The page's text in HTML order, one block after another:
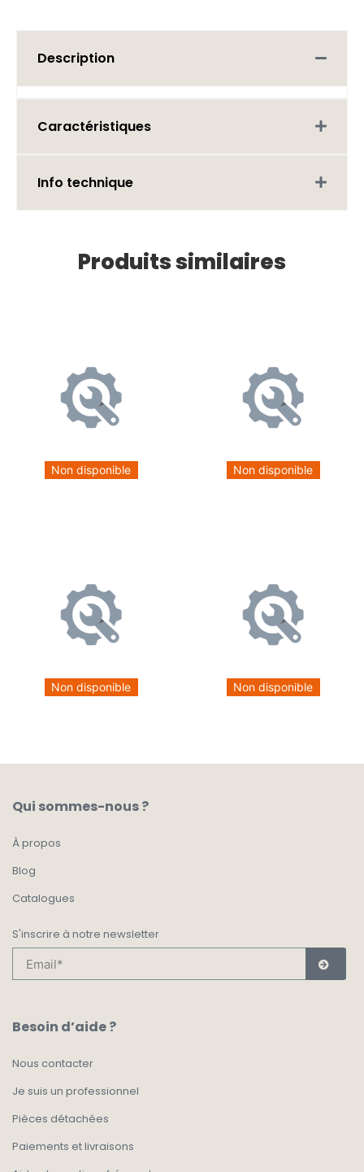
Description
Caractéristiques
Info technique
Produits similaires
Non disponible Non disponible
Non disponible Non disponible
Qui sommes-nous ?
À propos
Blog
Catalogues
S'inscrire à notre newsletter
Besoin d’aide ?
Nous contacter
Je suis un professionnel
Pièces détachées
Paiements et livraisons